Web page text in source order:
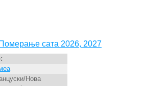
сата 2026, 2027
Нова